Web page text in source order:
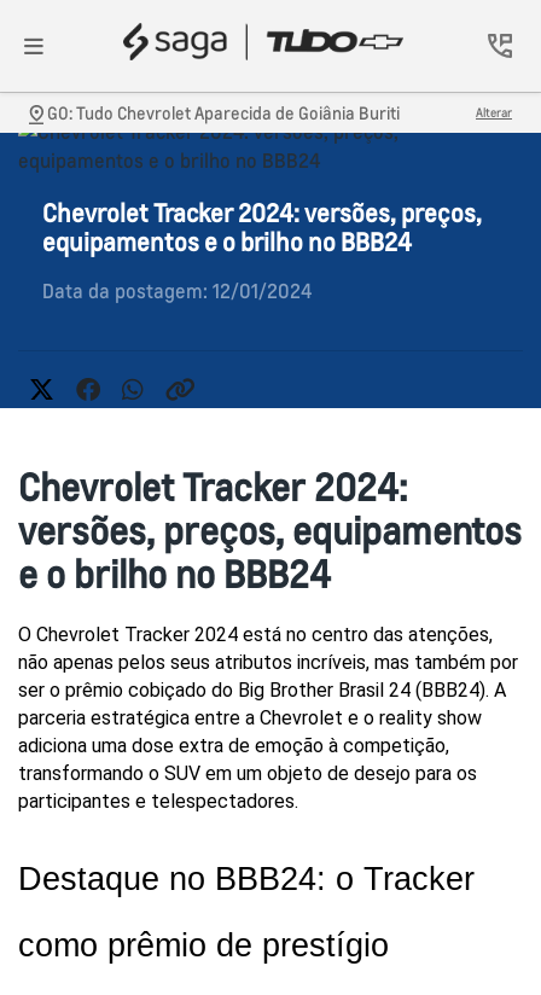
GO: Tudo Chevrolet Aparecida de Goiânia Buriti Alterar
Chevrolet Tracker 2024: versões, preços,
equipamentos e o brilho no BBB24
Data da postagem: 12/01/2024
Chevrolet Tracker 2024:
versões, preços, equipamentos
e o brilho no BBB24
O Chevrolet Tracker 2024 está no centro das atenções,
não apenas pelos seus atributos incríveis, mas também por
ser o prêmio cobiçado do Big Brother Brasil 24 (BBB24). A
parceria estratégica entre a Chevrolet e o reality show
adiciona uma dose extra de emoção à competição,
transformando o SUV em um objeto de desejo para os
participantes e telespectadores.
Destaque no BBB24: o Tracker
como prêmio de prestígio